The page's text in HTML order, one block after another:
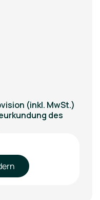
(inkl. MwSt.)
des